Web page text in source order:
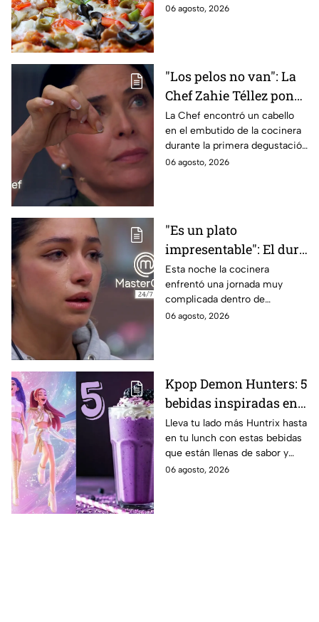
contamos todo lo que debes
06 agosto, 2026
"Los pelos no van": La
Chef Zahie Téllez pone
en evidencia a Carmen
en la gala de mandiles
negros de MasterChef
24/7
La Chef encontró un cabello
en el embutido de la cocinera
durante la primera degustación
de la noche
06 agosto, 2026
"Es un plato
impresentable": El duro
regaño que hizo llorar a
Michelle dentro de
MasterChef 24/7
Esta noche la cocinera
enfrentó una jornada muy
complicada dentro de
MasterChef 24/7.
06 agosto, 2026
Kpop Demon Hunters: 5
bebidas inspiradas en
las guerreras Huntrix
para llevar a la escuela
este regreso a clases
2026; son saludables y
Lleva tu lado más Huntrix hasta
en tu lunch con estas bebidas
que están llenas de sabor y
frescura.
06 agosto, 2026